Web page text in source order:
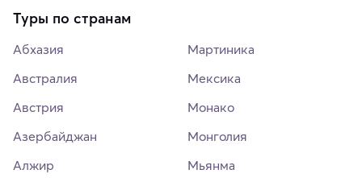
Туры по странам
Абхазия
Австралия
Австрия
Азербайджан
Алжир
Мартиника
Мексика
Монако
Монголия
Мьянма